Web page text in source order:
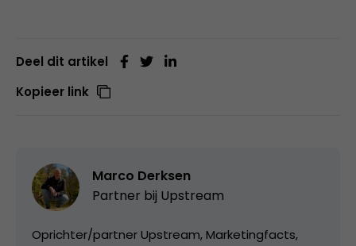
Deel dit artikel
Kopieer link
Marco Derksen
Partner bij Upstream
Oprichter/partner Upstream, Marketingfacts,